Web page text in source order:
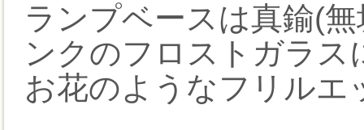
ランプベースは真鍮(
ンクのフロストガラス
お花のようなフリル